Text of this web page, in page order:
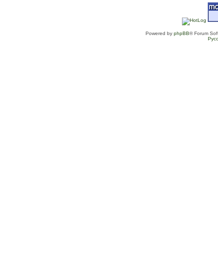
Powered by phpBB® Forum